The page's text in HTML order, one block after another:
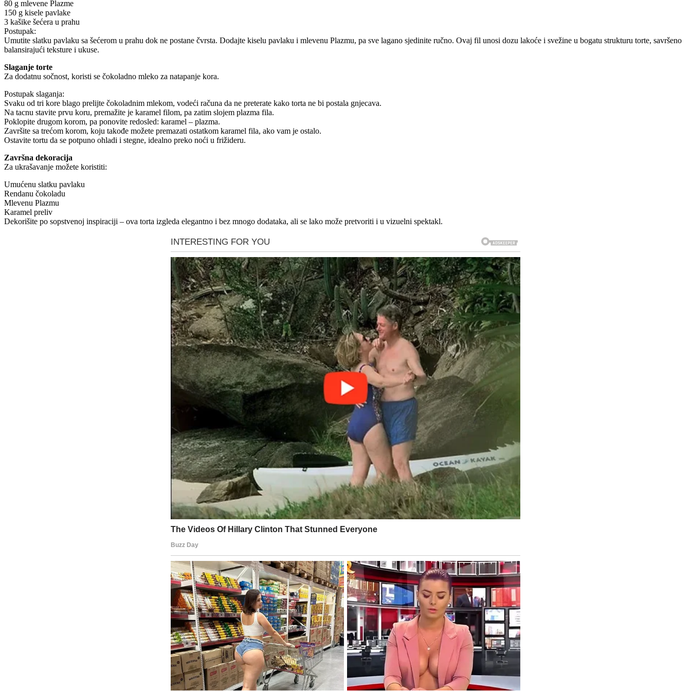
80 g mlevene Plazme
150 g kisele pavlake
3 kašike šećera u prahu
Postupak:
Umutite slatku pavlaku sa šećerom u prahu dok ne postane čvrsta. Dodajte kiselu pavlaku i mlevenu Plazmu, pa sve lagano sjedinite ručno. Ovaj fil unosi dozu lakoće i svežine u bogatu strukturu torte, savršeno
balansirajući teksture i ukuse.
Slaganje torte
Za dodatnu sočnost, koristi se čokoladno mleko za natapanje kora.
Postupak slaganja:
Svaku od tri kore blago prelijte čokoladnim mlekom, vodeći računa da ne preterate kako torta ne bi postala gnjecava.
Na tacnu stavite prvu koru, premažite je karamel filom, pa zatim slojem plazma fila.
Poklopite drugom korom, pa ponovite redosled: karamel – plazma.
Završite sa trećom korom, koju takođe možete premazati ostatkom karamel fila, ako vam je ostalo.
Ostavite tortu da se potpuno ohladi i stegne, idealno preko noći u frižideru.
Završna dekoracija
Za ukrašavanje možete koristiti:
Umućenu slatku pavlaku
Rendanu čokoladu
Mlevenu Plazmu
Karamel preliv
Dekorišite po sopstvenoj inspiraciji – ova torta izgleda elegantno i bez mnogo dodataka, ali se lako može pretvoriti i u vizuelni spektakl.